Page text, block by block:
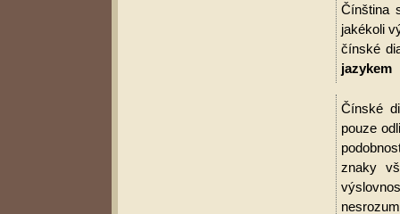
Čínština
jakékoli
čínské
jazykem
Čínské
pouze
znaky